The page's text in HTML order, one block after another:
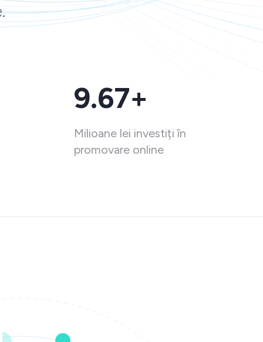
9.67+
Milioane lei investiți în
promovare online